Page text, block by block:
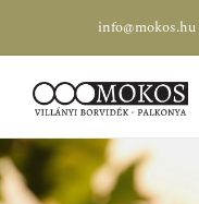
info@mokos.hu